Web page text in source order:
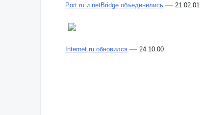
Port.ru и netBridge объединились — 21.02.01
Internet.ru обновился — 24.10.00